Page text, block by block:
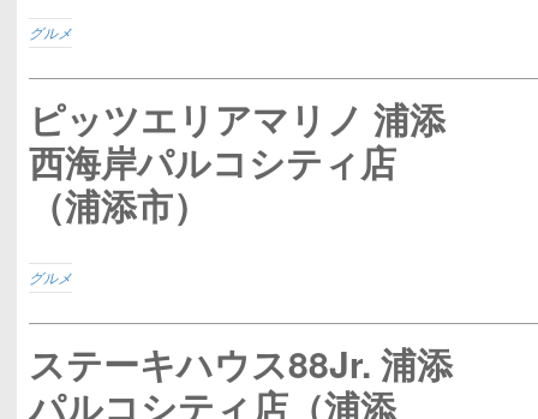
グルメ
ピッツエリアマリノ 浦添
西海岸パルコシティ店
（浦添市）
グルメ
ステーキハウス88Jr. 浦添
パルコシティ店（浦添